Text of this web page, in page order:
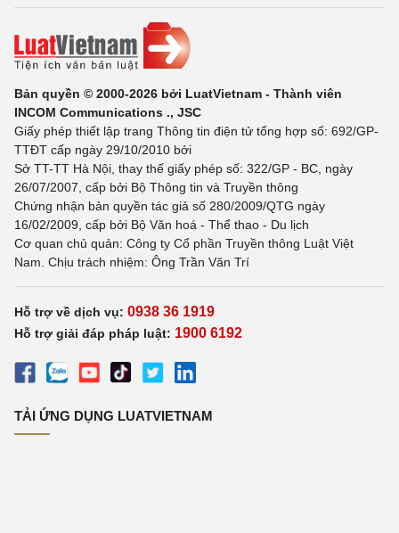
Bản quyền © 2000-2026 bởi LuatVietnam - Thành viên
INCOM Communications ., JSC
Giấy phép thiết lập trang Thông tin điện tử tổng hợp số: 692/GP-
TTĐT cấp ngày 29/10/2010 bởi
Sở TT-TT Hà Nội, thay thế giấy phép số: 322/GP - BC, ngày
26/07/2007, cấp bởi Bộ Thông tin và Truyền thông
Chứng nhận bản quyền tác giả số 280/2009/QTG ngày
16/02/2009, cấp bởi Bộ Văn hoá - Thể thao - Du lịch
Cơ quan chủ quản: Công ty Cổ phần Truyền thông Luật Việt
Nam. Chịu trách nhiệm: Ông Trần Văn Trí
Hỗ trợ về dịch vụ: 0938 36 1919
Hỗ trợ giải đáp pháp luật: 1900 6192
TẢI ỨNG DỤNG LUATVIETNAM